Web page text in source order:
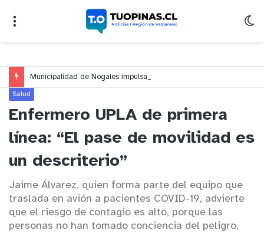
Salud
Enfermero UPLA de primera
línea: “El pase de movilidad es
un descriterio”
Jaime Álvarez, quien forma parte del equipo que
traslada en avión a pacientes COVID-19, advierte
que el riesgo de contagio es alto, porque las
personas no han tomado conciencia del peligro,